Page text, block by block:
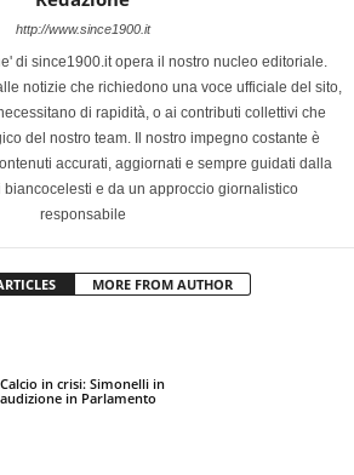
http://www.since1900.it
di since1900.it opera il nostro nucleo editoriale.
notizie che richiedono una voce ufficiale del sito,
di rapidità, o ai contributi collettivi che
del nostro team. Il nostro impegno costante è
accurati, aggiornati e sempre guidati dalla
e da un approccio giornalistico
responsabile
MORE FROM AUTHOR
Calcio in crisi: Simonelli in
audizione in Parlamento